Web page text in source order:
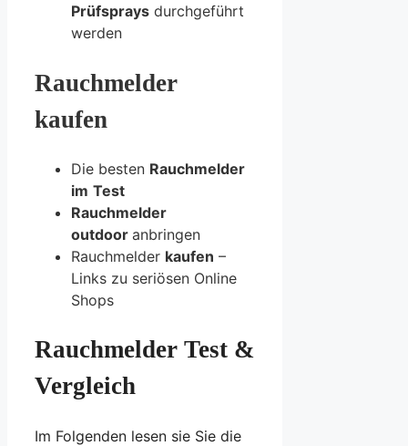
Prüfsprays durchgeführt
werden
Rauchmelder
kaufen
Die besten Rauchmelder
im Test
Rauchmelder
outdoor anbringen
Rauchmelder kaufen –
Links zu seriösen Online
Shops
Rauchmelder Test &
Vergleich
Im Folgenden lesen sie Sie die